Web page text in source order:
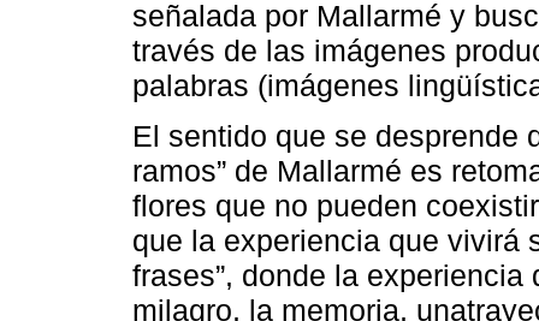
señalada por Mallarmé y
través de las imágenes
palabras (imágenes
El sentido que se desprende
ramos” de Mallarmé es
flores que no pueden
que la experiencia que vivirá
frases”, donde la
milagro, la memoria,